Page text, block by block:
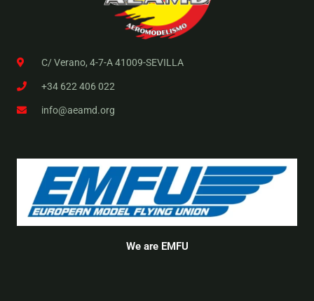
C/ Verano, 4-7-A 41009-SEVILLA
+34 622 406 022
info@aeamd.org
We are EMFU